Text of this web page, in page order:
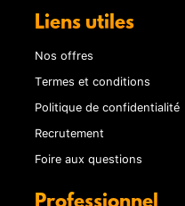
Liens utiles
Nos offres
Termes et conditions
Politique de confidentialité
Recrutement
Foire aux questions